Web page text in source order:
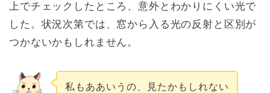
上でチェックしたところ、意外とわかりにくい光で
した。状況次第では、窓から入る光の反射と区別が
つかないかもしれません。
私もああいうの、見たかもしれない